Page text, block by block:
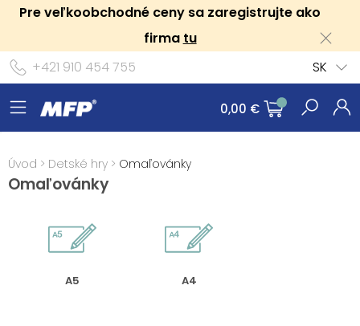
Pre veľkoobchodné ceny sa zaregistrujte ako
firma tu
+421 910 454 755
SK
0,00 €
Úvod > Detské hry > Omaľovánky
Omaľovánky
A5 A4